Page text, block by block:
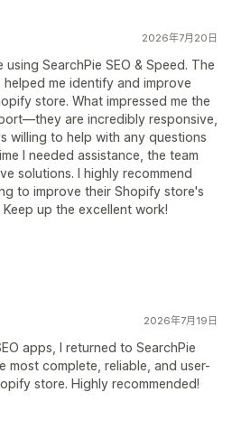
2026年7月20日
SearchPie SEO & Speed. The
me identify and improve
store. What impressed me the
are incredibly responsive,
willing to help with any questions
I needed assistance, the team
solutions. I highly recommend
to improve their Shopify store's
up the excellent work!
2026年7月19日
apps, I returned to SearchPie
most complete, reliable, and user-
store. Highly recommended!